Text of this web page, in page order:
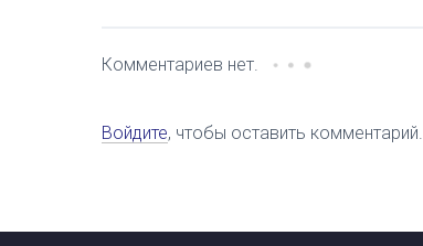
Комментариев нет.
Войдите, чтобы оставить комментарий.